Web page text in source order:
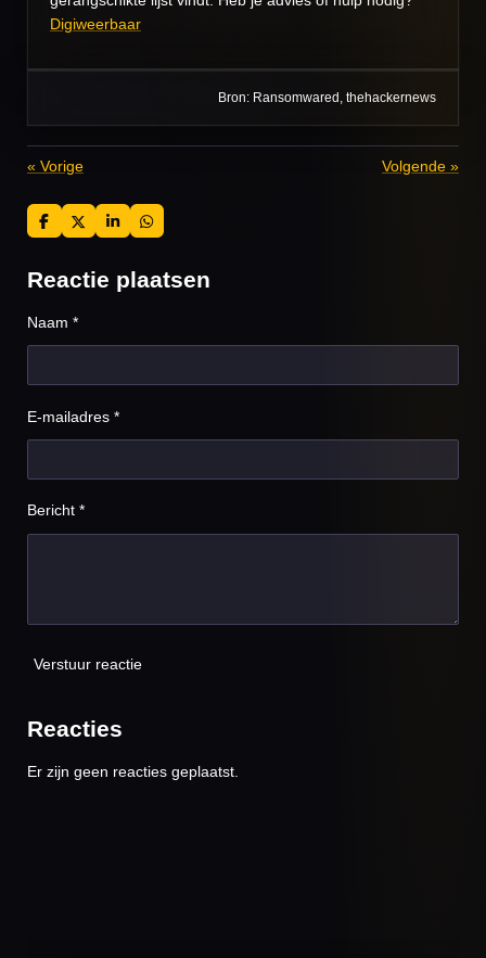
Digiweerbaar
Bron: Ransomwared, thehackernews
« Vorige Volgende »
D
e
e
n
D
e
l
S
h
D
e
e
n
Reactie plaatsen
Naam *
E-mailadres *
Bericht *
Verstuur reactie
Reacties
Er zijn geen reacties geplaatst.